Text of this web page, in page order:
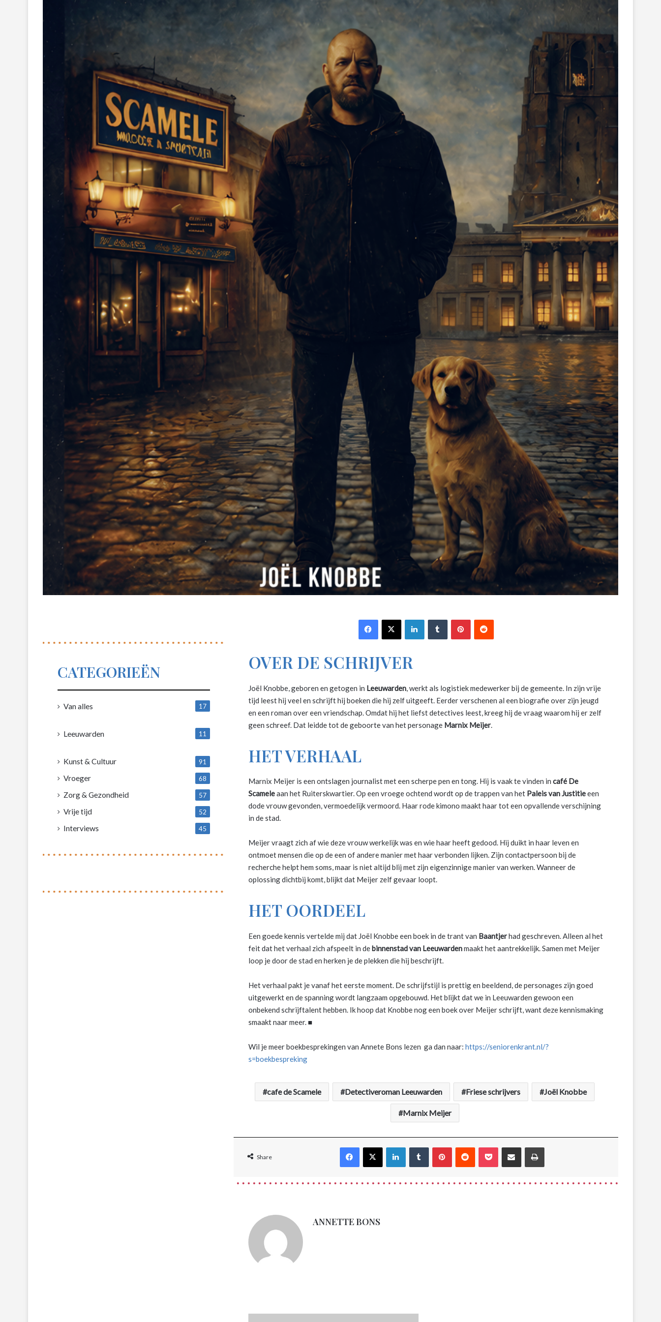
Facebook
X LinkedInTumblrPinterestReddit
OVER DE SCHRIJVER
Joël Knobbe, geboren en getogen in Leeuwarden , werkt als logistiek medewerker bij de gemeente. In zijn vrije
tijd leest hij veel en schrijft hij boeken die hij zelf uitgeeft. Eerder verschenen al een biografie over zijn jeugd
en een roman over een vriendschap. Omdat hij het liefst detectives leest, kreeg hij de vraag waarom hij er zelf
geen schreef. Dat leidde tot de geboorte van het personage Marnix Meijer
HET VERHAAL
Marnix Meijer is een ontslagen journalist met een scherpe pen en tong. Hij is vaak te vinden in café De
Scameleaan het Ruiterskwartier. Op een vroege ochtend wordt op de trappen van het Paleis van Justitieeen
dode vrouw gevonden, vermoedelijk vermoord. Haar rode kimono maakt haar tot een opvallende verschijning
in de stad.
Meijer vraagt zich af wie deze vrouw werkelijk was en wie haar heeft gedood. Hij duikt in haar leven en
ontmoet mensen die op de een of andere manier met haar verbonden lijken. Zijn contactpersoon bij de
recherche helpt hem soms, maar is niet altijd blij met zijn eigenzinnige manier van werken. Wanneer de
oplossing dichtbij komt, blijkt dat Meijer zelf gevaar loopt.
HET OORDEEL
Een goede kennis vertelde mij dat Joël Knobbe een boek in de trant van Baantjerhad geschreven. Alleen al het
feit dat het verhaal zich afspeelt in debinnenstad van Leeuwardenmaakt het aantrekkelijk. Samen met Meijer
loop je door de stad en herken je de plekken die hij beschrijft.
Het verhaal pakt je vanaf het eerste moment. De schrijfstijl is prettig en beeldend, de personages zijn goed
uitgewerkt en de spanning wordt langzaam opgebouwd. Het blijkt dat we in Leeuwarden gewoon een
onbekend schrijftalent hebben. Ik hoop dat Knobbe nog een boek over Meijer schrijft, want deze kennismaking
smaakt naar meer. ■
Wil je meer boekbesprekingen van Annete Bons lezen ga dan naar: https://seniorenkrant.nl/?
s=boekbespreking
cafe de Scamele Detectiveroman Leeuwarden Friese schrijvers Joël Knobbe
Marnix Meijer
Share
Facebook
X LinkedInTumblrPinterestRedditPocketShare via Email Print
ANNETTE BONS
CATEGORIEËN
Van alles
17
Leeuwarden
11
Kunst & Cultuur 91
Vroeger 68
Zorg & Gezondheid 57
Vrije tijd 52
Interviews 45